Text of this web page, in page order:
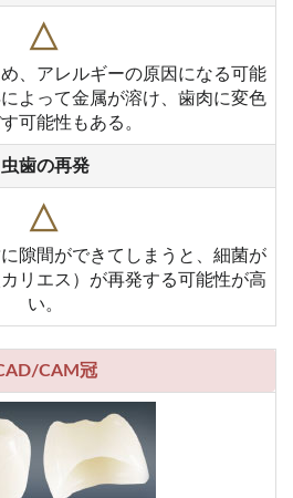
△
、アレルギーの原因になる可能
よって金属が溶け、歯肉に変色
可能性もある。
虫歯の再発
△
隙間ができてしまうと、細菌が
リエス）が再発する可能性が高
い。
CAM冠